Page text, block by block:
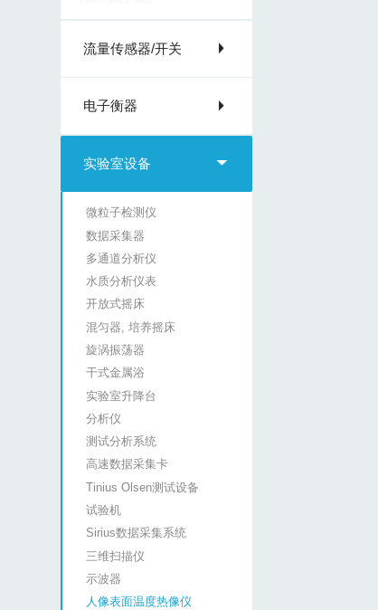
流量传感器/开关
电子衡器
实验室设备
微粒子检测仪
数据采集器
多通道分析仪
水质分析仪表
开放式摇床
混匀器, 培养摇床
旋涡振荡器
干式金属浴
实验室升降台
分析仪
测试分析系统
高速数据采集卡
Tinius Olsen测试设备
试验机
Sirius数据采集系统
三维扫描仪
示波器
人像表面温度热像仪